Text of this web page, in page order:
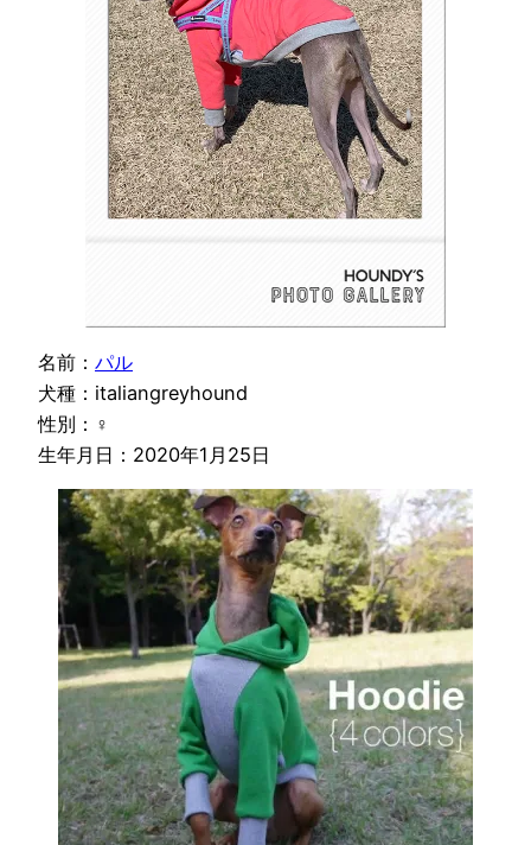
名前： パル
犬種：italiangreyhound
性別：♀
生年月日：2020年1月25日